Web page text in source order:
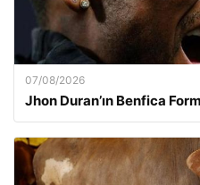
07/08/2026
Jhon Duran’ın Benfica